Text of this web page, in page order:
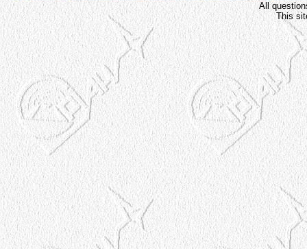
All
This